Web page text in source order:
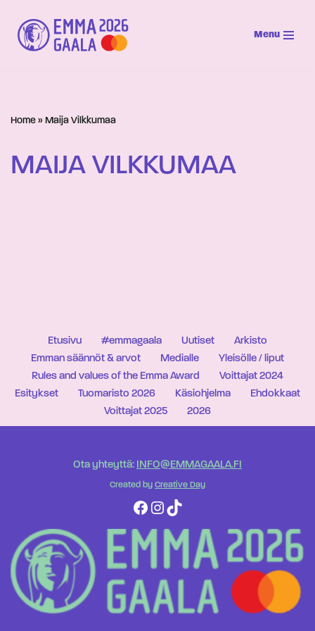
Siirry
suoraan
Menu
Home » Maija Vilkkumaa
MAIJA VILKKUMAA
Etusivu #emmagaala Uutiset
Arkisto
Emman säännöt & arvot
Medialle
Yleisölle / liput
Rules and values of the Emma Award
Voittajat 2024
Esitykset
Tuomaristo 2026 Käsiohjelma
Ehdokkaat
Voittajat 2025
2026
Ota yhteyttä: INFO@EMMAGAALA.FI
Created by Creative Day